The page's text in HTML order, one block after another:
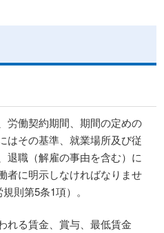
労働契約期間、期間の定めの
はその基準、就業場所及び従
退職（解雇の事由を含む）に
者に明示しなければなりませ
則第5条1項）。
れる賃金、賞与、最低賃金